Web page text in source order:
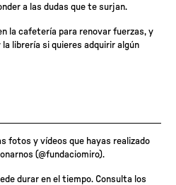
a las dudas que te surjan.
la cafetería para renovar fuerzas, y
librería si quieres adquirir algún
fotos y vídeos que hayas realizado
(@fundaciomiro).
durar en el tiempo. Consulta los